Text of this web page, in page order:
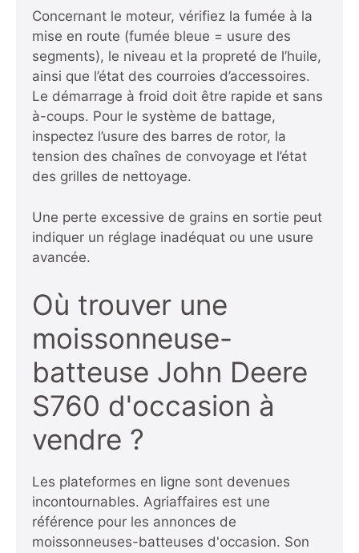
Concernant le moteur, vérifiez la fumée à la
mise en route (fumée bleue = usure des
segments), le niveau et la propreté de l’huile,
ainsi que l’état des courroies d’accessoires.
Le démarrage à froid doit être rapide et sans
à-coups. Pour le système de battage,
inspectez l’usure des barres de rotor, la
tension des chaînes de convoyage et l’état
des grilles de nettoyage.
Une perte excessive de grains en sortie peut
indiquer un réglage inadéquat ou une usure
avancée.
Où trouver une
moissonneuse-
batteuse John Deere
S760 d'occasion à
vendre ?
Les plateformes en ligne sont devenues
incontournables. Agriaffaires est une
référence pour les annonces de
moissonneuses-batteuses d'occasion. Son